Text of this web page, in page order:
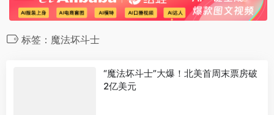
标签：魔法坏斗士
“魔法坏斗士”大爆！北美首周末票房破
2亿美元